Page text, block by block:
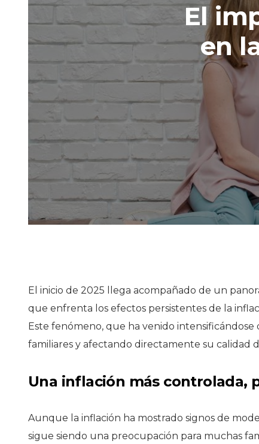
El
en
El inicio de 2025 llega acompañado de un
que enfrenta los efectos persistentes de la
Este fenómeno, que ha venido
familiares y afectando directamente su calidad
Una inflación más controlada,
Aunque la inflación ha mostrado signos de
sigue siendo una preocupación para muchas
ACTUALIDAD
supera los
ACTUALIDAD
persiste
los